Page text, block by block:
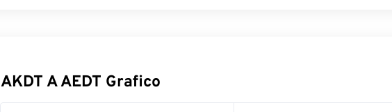
AKDT A AEDT Grafico